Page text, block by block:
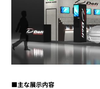
■主な展示内容